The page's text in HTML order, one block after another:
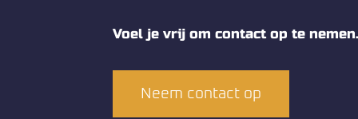
Voel je vrij om contact op te nemen.
Neem contact op